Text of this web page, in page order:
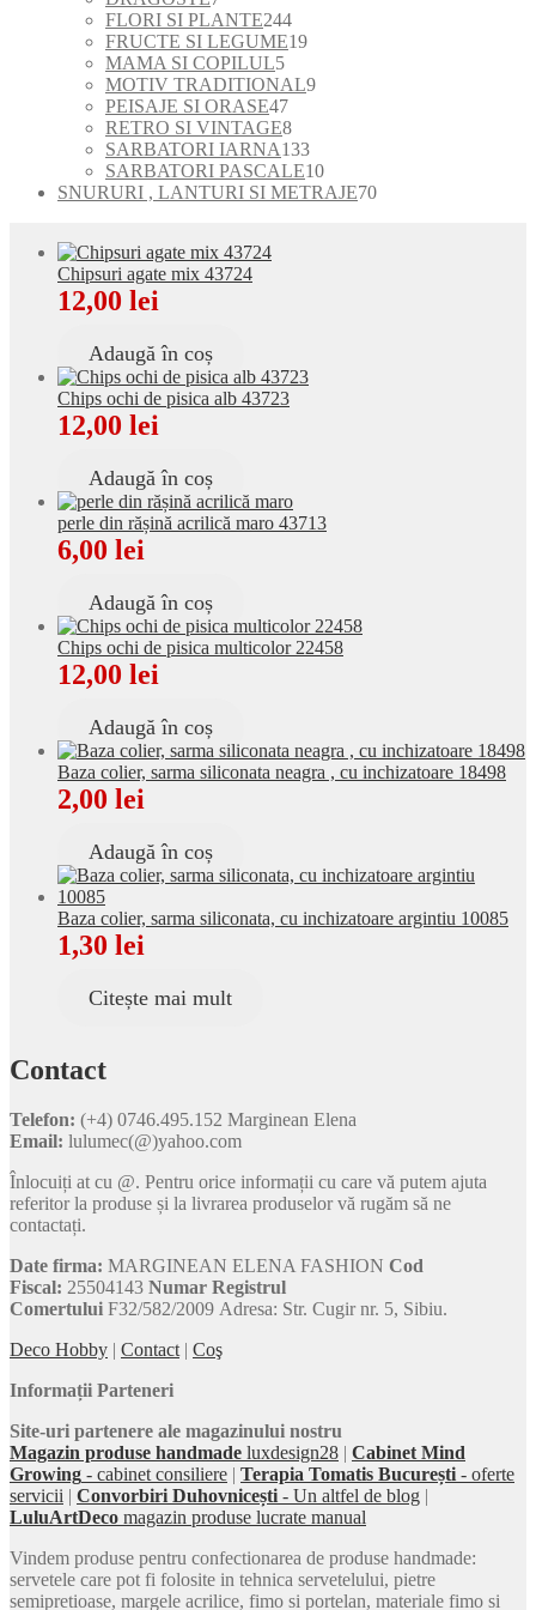
produse
produse
FLORI SI PLANTE244244
de
FRUCTE SI LEGUME1919
MAMA SI COPILUL55
produse
MOTIV TRADITIONAL99
PEISAJE SI ORASE4747
de
produse
RETRO SI VINTAGE88
produse
SARBATORI IARNA133133
de
produse
SARBATORI PASCALE1010
produse
SNURURI , LANTURI SI METRAJE7070
Chipsuri agate mix 43724
12,00 lei
Adaugă în coș
Chips ochi de pisica alb 43723
12,00 lei
Adaugă în coș
perle din rășină acrilică maro 43713
6,00 lei
Adaugă în coș
Chips ochi de pisica multicolor 22458
12,00 lei
Adaugă în coș
Baza colier, sarma siliconata neagra , cu inchizatoare 18498
2,00 lei
Adaugă în coș
Baza colier, sarma siliconata, cu inchizatoare argintiu 10085
1,30 lei
Citește mai mult
Contact
Telefon: (+4) 0746.495.152 Marginean Elena
Email: lulumec(@)yahoo.com
Înlocuiți at cu @. Pentru orice informații cu care vă putem ajuta
referitor la produse și la livrarea produselor vă rugăm să ne
contactați.
Date firma: MARGINEAN ELENA FASHION Cod
Fiscal: 25504143 Numar Registrul
Comertului F32/582/2009 Adresa: Str. Cugir nr. 5, Sibiu.
Deco Hobby | Contact| Coş
Informații Parteneri
Site-uri partenere ale magazinului nostru
Magazin produse handmade luxdesign28 | Cabinet Mind
Growing - cabinet consiliere | Terapia Tomatis București - oferte
servicii | Convorbiri Duhovnicești - Un altfel de blog |
LuluArtDeco magazin produse lucrate manual
Vindem produse pentru confectionarea de produse handmade:
servetele care pot fi folosite in tehnica servetelului, pietre
semipretioase, margele acrilice, fimo si portelan, materiale fimo si